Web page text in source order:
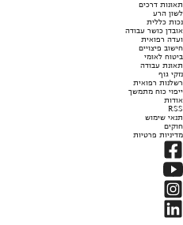
תאונות דרכים
לשון הרע
נכות כללית
אובדן כושר עבודה
ועדה רפואית
חישוב פיצויים
ביטוח לאומי
תאונת עבודה
נזקי גוף
רשלנות רפואית
ייפוי כוח מתמשך
אודות
RSS
תנאי שימוש
חוקים
מדיניות פרטיות